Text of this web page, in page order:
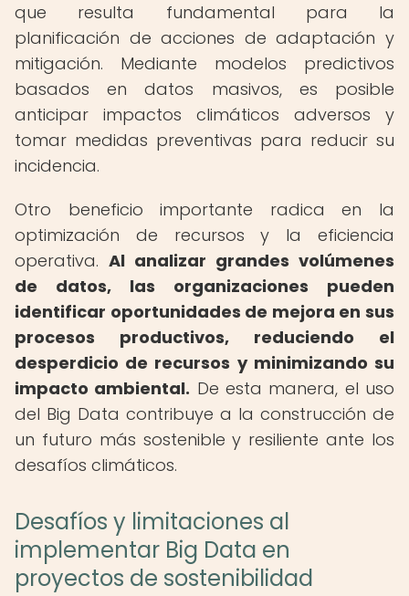
que resulta fundamental para la
planificación de acciones de adaptación y
mitigación. Mediante modelos predictivos
basados en datos masivos, es posible
anticipar impactos climáticos adversos y
tomar medidas preventivas para reducir su
incidencia.
Otro beneficio importante radica en la
optimización de recursos y la eficiencia
operativa. Al analizar grandes volúmenes
de datos, las organizaciones pueden
identificar oportunidades de mejora en sus
procesos productivos, reduciendo el
desperdicio de recursos y minimizando su
impacto ambiental. De esta manera, el uso
del Big Data contribuye a la construcción de
un futuro más sostenible y resiliente ante los
desafíos climáticos.
Desafíos y limitaciones al
implementar Big Data en
proyectos de sostenibilidad